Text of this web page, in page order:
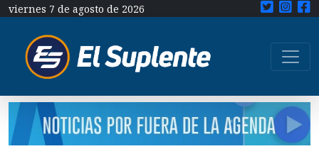
viernes 7 de agosto de 2026